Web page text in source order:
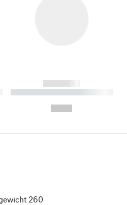
------------
----------- ----------- ----------
260